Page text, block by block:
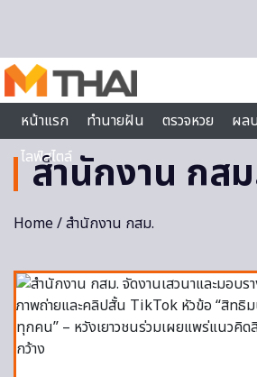
หน้าแรก
ทำนายฝัน ตรวจหวย ผล
ไลฟ์สไตล์
สำนักงาน กส
Home/ สำนักงาน กสม.